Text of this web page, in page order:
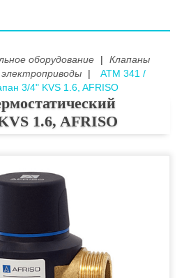
оборудование |
Клапаны
|
ATM 341 /
3/4" KVS 1.6, AFRISO
1.6, AFRISO